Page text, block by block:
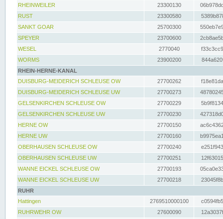
RHEINWEILER
23300130
RUST
23300580
SANKT GOAR
25700300
SPEYER
23700600
WESEL
2770040
WORMS
23900200
RHEIN-HERNE-KANAL
DUISBURG-MEIDERICH SCHLEUSE OW
27700262
DUISBURG-MEIDERICH SCHLEUSE UW
27700273
GELSENKIRCHEN SCHLEUSE OW
27700229
GELSENKIRCHEN SCHLEUSE UW
27700230
HERNE OW
27700150
HERNE UW
27700160
OBERHAUSEN SCHLEUSE OW
27700240
OBERHAUSEN SCHLEUSE UW
27700251
WANNE EICKEL SCHLEUSE OW
27700193
WANNE EICKEL SCHLEUSE UW
27700218
RUHR
Hattingen
2769510000100
RUHRWEHR OW
27600090